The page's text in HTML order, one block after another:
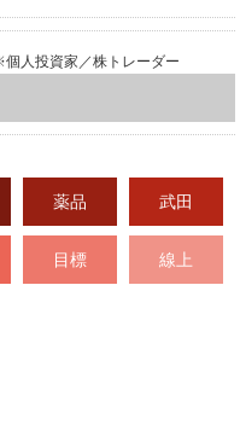
個人投資家／株トレーダー
薬品 武田
目標 線上